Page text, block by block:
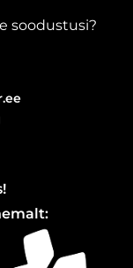
soodustusi?